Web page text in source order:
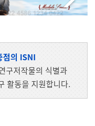
점의 ISNI
구저작물의 식별과
활동을 지원합니다.